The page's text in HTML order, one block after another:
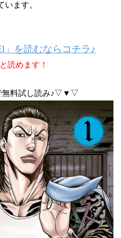
ます。
を読むならコチラ♪
読めます！
料試し読み♪▽▼▽